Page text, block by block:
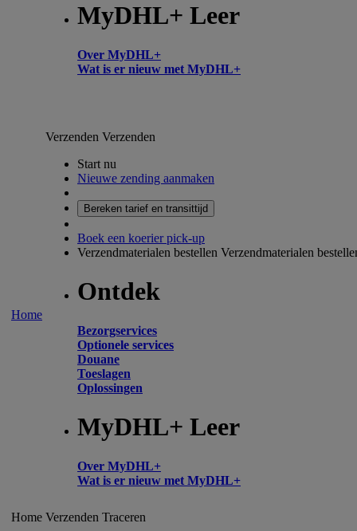
MyDHL+ Leer
Over MyDHL+
Wat is er nieuw met MyDHL+
Home
Verzenden Verzenden
Start nu
Nieuwe zending aanmaken
Bereken tarief en transittijd
Boek een koerier pick-up
Verzendmaterialen bestellen Verzendmaterialen
Ontdek
Bezorgservices
Optionele services
Douane
Toeslagen
Oplossingen
MyDHL+ Leer
Over MyDHL+
Wat is er nieuw met MyDHL+
Home Verzenden Traceren